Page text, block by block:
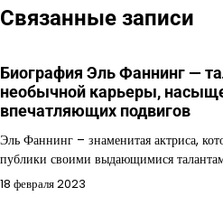
Связанные записи
Биография Эль Фаннинг —
необычной карьеры,
впечатляющих подвигов
Эль Фаннинг – знаменитая актриса,
публики своими выдающимися
18 февраля 2023